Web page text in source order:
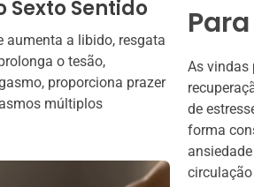
Sexto Sentido
aumenta a libido, resgata
o tesão,
proporciona prazer
múltiplos
As vindas
de
forma